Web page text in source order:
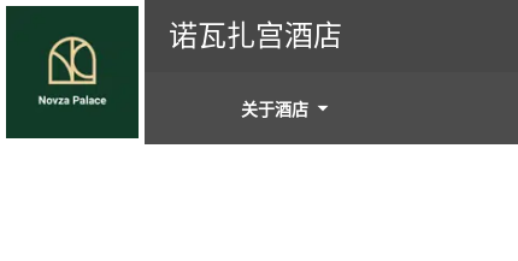
诺瓦扎宫酒店
关于酒店